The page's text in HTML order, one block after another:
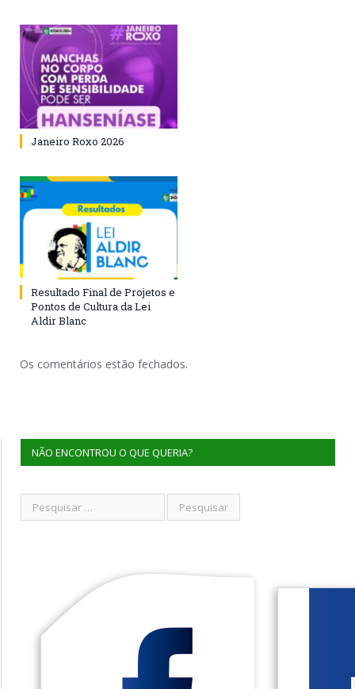
Janeiro Roxo 2026
Resultado Final de Projetos e
Pontos de Cultura da Lei
Aldir Blanc
Os comentários estão fechados.
NÃO ENCONTROU O QUE QUERIA?